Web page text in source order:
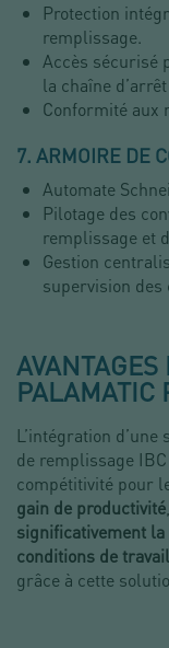
Protection
remplissage.
Accès sécurisé
la chaîne
Conformité aux
7. ARMOIRE DE
Automate
Pilotage des
remplissage et
Gestion
supervision des
PALAMATIC
L’intégration
de remplissage
compétitivité pour
gain de productivité
significativement
conditions de travail
grâce à cette